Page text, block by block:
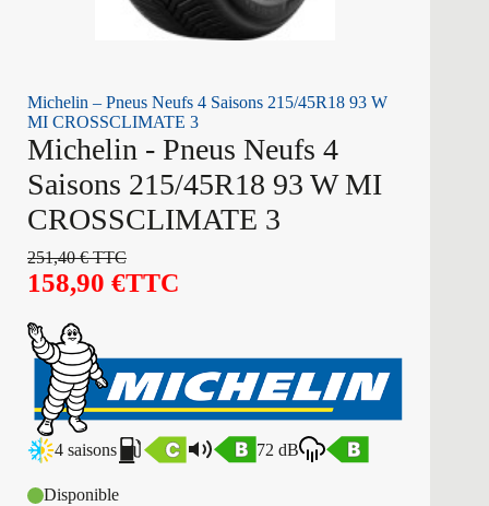
Michelin – Pneus Neufs 4 Saisons 215/45R18 93 W
MI CROSSCLIMATE 3
Michelin - Pneus Neufs 4
Saisons 215/45R18 93 W MI
CROSSCLIMATE 3
251,40€TTC
158,90 €TTC
4 saisons 72 dB
Disponible